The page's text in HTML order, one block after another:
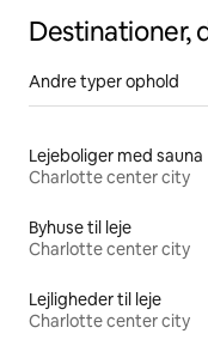
Destinationer,
Andre typer ophold
Lejeboliger med sauna
Charlotte center city
Byhuse til leje
Charlotte center city
Lejligheder til leje
Charlotte center city